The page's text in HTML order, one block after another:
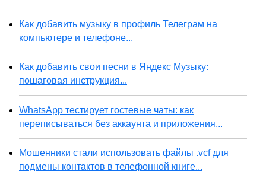
Как добавить музыку в профиль Телеграм на
компьютере и телефоне...
Как добавить свои песни в Яндекс Музыку:
пошаговая инструкция...
WhatsApp тестирует гостевые чаты: как
переписываться без аккаунта и приложения...
Мошенники стали использовать файлы .vcf для
подмены контактов в телефонной книге...